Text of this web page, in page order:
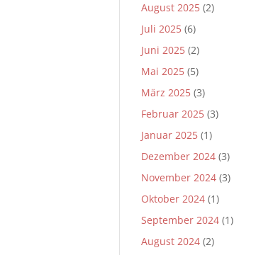
August 2025 (2)
Juli 2025 (6)
Juni 2025 (2)
Mai 2025 (5)
März 2025 (3)
Februar 2025 (3)
Januar 2025 (1)
Dezember 2024 (3)
November 2024 (3)
Oktober 2024 (1)
September 2024 (1)
August 2024 (2)